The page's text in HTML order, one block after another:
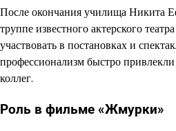
После окончания училища Никита
труппе известного актерского
участвовать в постановках и
профессионализм быстро
коллег.
Роль в фильме «Жмурки»